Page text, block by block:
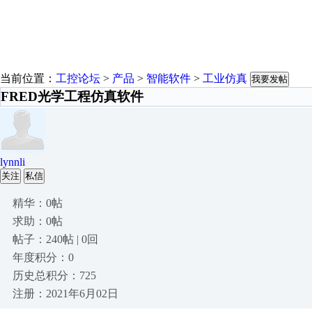
当前位置： 工控论坛 > 产品 > 智能软件 > 工业仿真 我要发帖
FRED光学工程仿真软件
lynnli
关注 私信
精华：0帖
求助：0帖
帖子：240帖 | 0回
年度积分：0
历史总积分：725
注册：2021年6月02日